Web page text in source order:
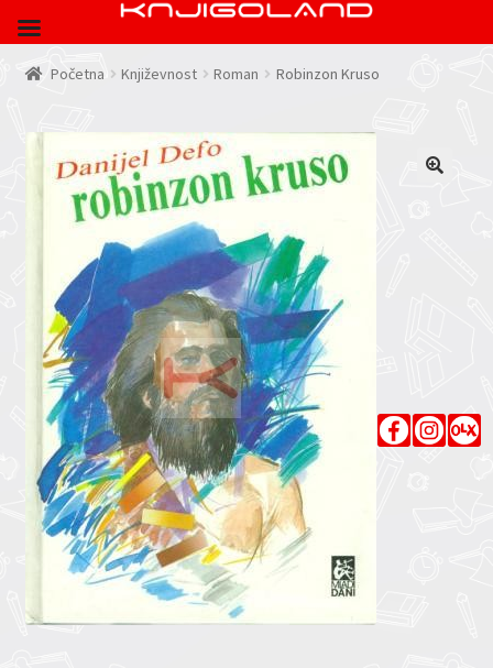
Početna Književnost Roman Robinzon Kruso